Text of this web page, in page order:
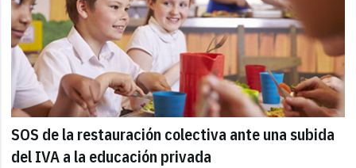
SOS de la restauración colectiva ante una subida
del IVA a la educación privada